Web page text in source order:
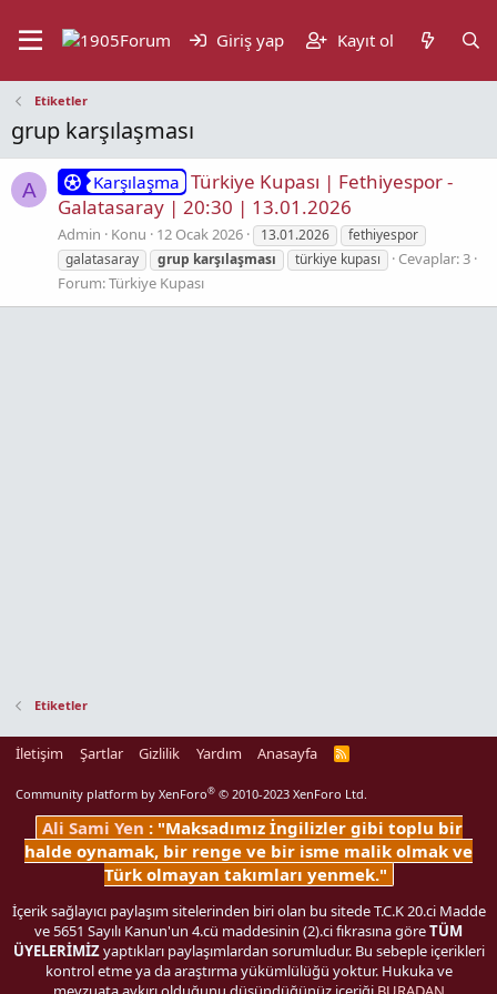
Giriş yap Kayıt ol
Etiketler
grup karşılaşması
A Karşılaşma Türkiye Kupası | Fethiyespor -
Galatasaray | 20:30 | 13.01.2026
Admin Konu 12 Ocak 2026 13.01.2026
fethiyespor
galatasaray
grup karşılaşması türkiye kupası
Cevaplar: 3
Forum:Türkiye Kupası
Etiketler
İletişim Şartlar Gizlilik Yardım Anasayfa
R
Community platform by XenForo® © 2010-2023 XenForo Ltd.
Ali Sami Yen : "Maksadımız İngilizler gibi toplu bir
halde oynamak, bir renge ve bir isme malik olmak ve
Türk olmayan takımları yenmek."
İçerik sağlayıcı paylaşım sitelerinden biri olan bu sitede T.C.K 20.ci Madde
ve 5651 Sayılı Kanun'un 4.cü maddesinin (2).ci fıkrasına göreTÜM
ÜYELERİMİZyaptıkları paylaşımlardan sorumludur. Bu sebeple içerikleri
kontrol etme ya da araştırma yükümlülüğü yoktur. Hukuka ve